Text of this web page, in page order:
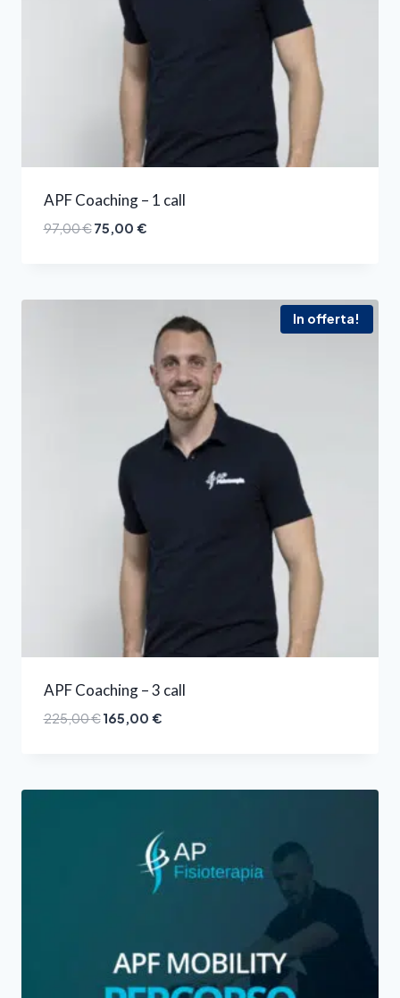
APF Coaching – 1 call
97,00€75,00 €
In offerta!
APF Coaching – 3 call
225,00€165,00 €